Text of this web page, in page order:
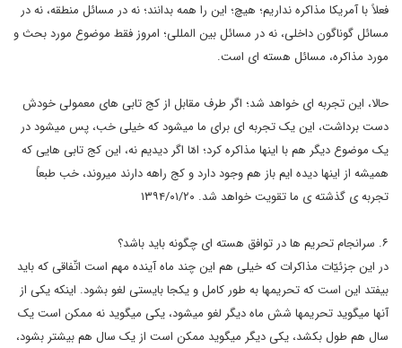
فعلاً با آمریکا مذاکره نداریم؛ هیچ؛ این را همه بدانند؛ نه در مسائل منطقه، نه در
مسائل گوناگون داخلی، نه در مسائل بین المللی؛ امروز فقط موضوع مورد بحث و
مورد مذاکره، مسائل هسته ای است.
حالا، این تجربه ای خواهد شد؛ اگر طرف مقابل از کج تابی های معمولی خودش
دست برداشت، این یک تجربه ای برای ما میشود که خیلی خب، پس میشود در
یک موضوع دیگر هم با اینها مذاکره کرد؛ امّا اگر دیدیم نه، این کج تابی هایی که
همیشه از اینها دیده ایم باز هم وجود دارد و کج راهه دارند میروند، خب طبعاً
تجربه ی گذشته ی ما تقویت خواهد شد. ۱۳۹۴/۰۱/۲۰
۶. سرانجام تحریم ها در توافق هسته ای چگونه باید باشد؟
در این جزئیّات مذاکرات که خیلی هم این چند ماه آینده مهم است اتّفاقی که باید
بیفتد این است که تحریمها به طور کامل و یکجا بایستی لغو بشود. اینکه یکی از
آنها میگوید تحریمها شش ماه دیگر لغو میشود، یکی میگوید نه ممکن است یک
سال هم طول بکشد، یکی دیگر میگوید ممکن است از یک سال هم بیشتر بشود،